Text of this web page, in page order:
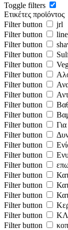
Toggle filters
Ετικέτες προϊόντος
Filter button
jrl
Filter button
Filter button
Filter button
Filter button
Filter button
Filter button
Filter button
Filter button
Filter button
Filter button
Filter button
Filter button
Filter button
Filter button
Filter button
Filter button
Filter button
Filter button
Filter button
Filter button